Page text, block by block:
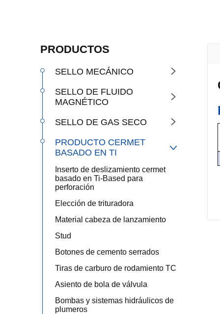
PRODUCTOS
SELLO MECÁNICO 
SELLO DE FLUIDO
MAGNÉTICO

SELLO DE GAS SECO 
PRODUCTO CERMET
BASADO EN TI

Inserto de deslizamiento cermet
basado en Ti-Based para
perforación
Elección de trituradora
Material cabeza de lanzamiento
Stud
Botones de cemento serrados
Tiras de carburo de rodamiento TC
Asiento de bola de válvula
Bombas y sistemas hidráulicos de
plumeros